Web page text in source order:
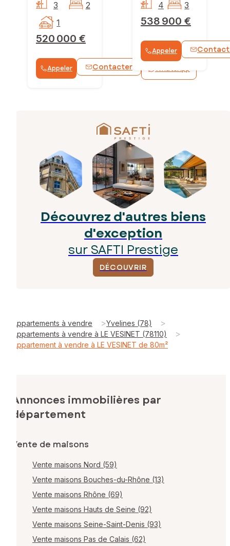
520 000 €
3
2
1
Appeler Contacter WhatsApp
538 900 €
4 3
Appeler
Découvrez d'autres biens
d'exception
sur SAFTI Prestige
DÉCOUVRIR
Appartements à vendre >Yvelines (78) >
Appartements à vendre à LE VESINET (78110) >
Appartement à vendre à LE VESINET de 80m²
Annonces immobilières par
département
Vente de maisons
Vente maisons Nord (59)
Vente maisons Bouches-du-Rhône (13)
Vente maisons Rhône (69)
Vente maisons Hauts de Seine (92)
Vente maisons Seine-Saint-Denis (93)
Vente maisons Pas de Calais (62)